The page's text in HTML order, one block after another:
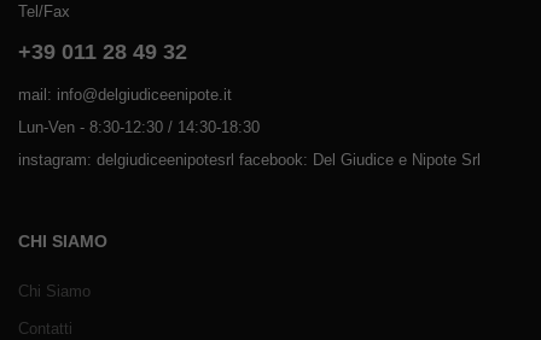
Tel/Fax
+39 011 28 49 32
mail: info@delgiudiceenipote.it
Lun-Ven - 8:30-12:30 / 14:30-18:30
instagram: delgiudiceenipotesrl facebook: Del Giudice e Nipote Srl
CHI SIAMO
Chi Siamo
Contatti